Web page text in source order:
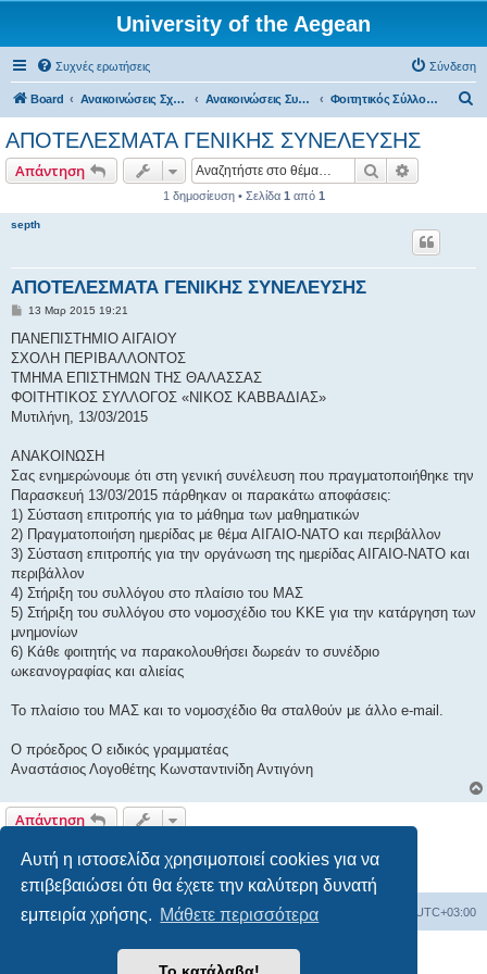
Αυτή η ιστοσελίδα χρησιμοποιεί cookies για να
επιβεβαιώσει ότι θα έχετε την καλύτερη δυνατή
εμπειρία χρήσης. Μάθετε περισσότερα
University of the Aegean
Συχνές ερωτήσεις Σύνδεση
Board Ανακοινώσεις Σχολών, Τμημάτων, Συλλόγων & Υπηρεσιών Ανακοινώσεις Συλλόγων Φοιτητικός Σύλλογος Επιστημών της Θάλασσας
ΑΠΟΤΕΛΕΣΜΑΤΑ ΓΕΝΙΚΗΣ ΣΥΝΕΛΕΥΣΗΣ
Απάντηση Αναζήτηση
1 δημοσίευση • Σελίδα 1 από 1
septh
ΑΠΟΤΕΛΕΣΜΑΤΑ ΓΕΝΙΚΗΣ ΣΥΝΕΛΕΥΣΗΣ
Δ
μ
σ
ί
υ
σ
13 Μαρ 2015 19:21
ΠΑΝΕΠΙΣΤΗΜΙΟ ΑΙΓΑΙΟΥ
ΣΧΟΛΗ ΠΕΡΙΒΑΛΛΟΝΤΟΣ
ΤΜΗΜΑ ΕΠΙΣΤΗΜΩΝ ΤΗΣ ΘΑΛΑΣΣΑΣ
ΦΟΙΤΗΤΙΚΟΣ ΣΥΛΛΟΓΟΣ «ΝΙΚΟΣ ΚΑΒΒΑΔΙΑΣ»
Μυτιλήνη, 13/03/2015
ΑΝΑΚΟΙΝΩΣΗ
Σας ενημερώνουμε ότι στη γενική συνέλευση που πραγματοποιήθηκε την
Παρασκευή 13/03/2015 πάρθηκαν οι παρακάτω αποφάσεις:
1) Σύσταση επιτροπής για το μάθημα των μαθηματικών
2) Πραγματοποιήση ημερίδας με θέμα ΑΙΓΑΙΟ-ΝΑΤΟ και περιβάλλον
3) Σύσταση επιτροπής για την οργάνωση της ημερίδας ΑΙΓΑΙΟ-ΝΑΤΟ και
περιβάλλον
4) Στήριξη του συλλόγου στο πλαίσιο του ΜΑΣ
5) Στήριξη του συλλόγου στο νομοσχέδιο του ΚΚΕ για την κατάργηση των
μνημονίων
6) Κάθε φοιτητής να παρακολουθήσει δωρεάν το συνέδριο
ωκεανογραφίας και αλιείας
Το πλαίσιο του ΜΑΣ και το νομοσχέδιο θα σταλθούν με άλλο e-mail.
Ο πρόεδρος Ο ειδικός γραμματέας
Αναστάσιος Λογοθέτης Κωνσταντινίδη Αντιγόνη
Απάντηση
Board Όλοι οι χρόνοι είναι UTC+03:00
Διαγραφή cookies
Δημιουργήθηκε απόphpBB® Forum Software © phpBB Limited